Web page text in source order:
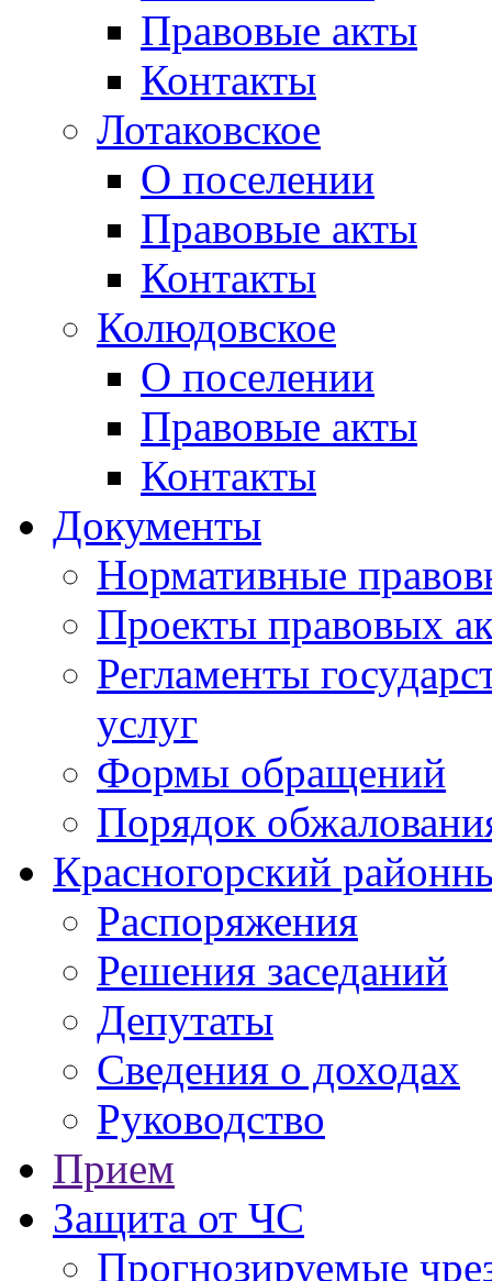
Правовые акты
Контакты
Лотаковское
О поселении
Правовые акты
Контакты
Колюдовское
О поселении
Правовые акты
Контакты
Документы
Нормативные
Проекты правовых
Регламенты
услуг
Формы обращений
Порядок
Красногорский
Распоряжения
Решения заседаний
Депутаты
Сведения о доходах
Руководство
Прием
Защита от ЧС
Прогнозируемые